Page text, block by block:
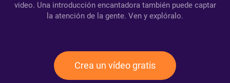
video. Una introducción encantadora también puede captar
la atención de la gente. Ven y explóralo.
Crea un vídeo gratis